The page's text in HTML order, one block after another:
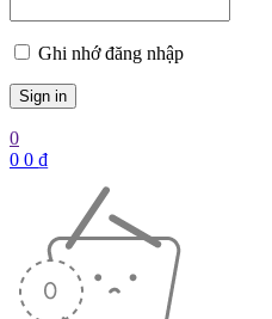
Ghi nhớ đăng nhập
0
0 0 ₫